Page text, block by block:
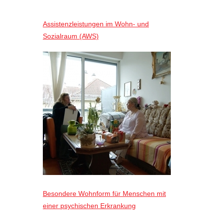
Assistenzleistungen im Wohn- und
Sozialraum (AWS)
Besondere Wohnform für Menschen mit
einer psychischen Erkrankung